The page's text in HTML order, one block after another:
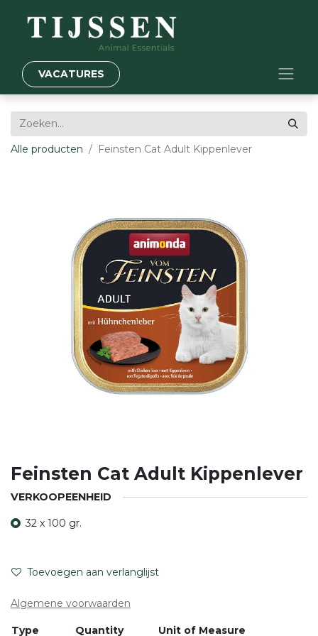
VACATURES
Alle producten Feinsten Cat Adult Kippenlever
Feinsten Cat Adult Kippenlever
VERKOOPEENHEID
32 x 100 gr.
Toevoegen aan verlanglijst
Algemene voorwaarden
Type Quantity Unit of Measure